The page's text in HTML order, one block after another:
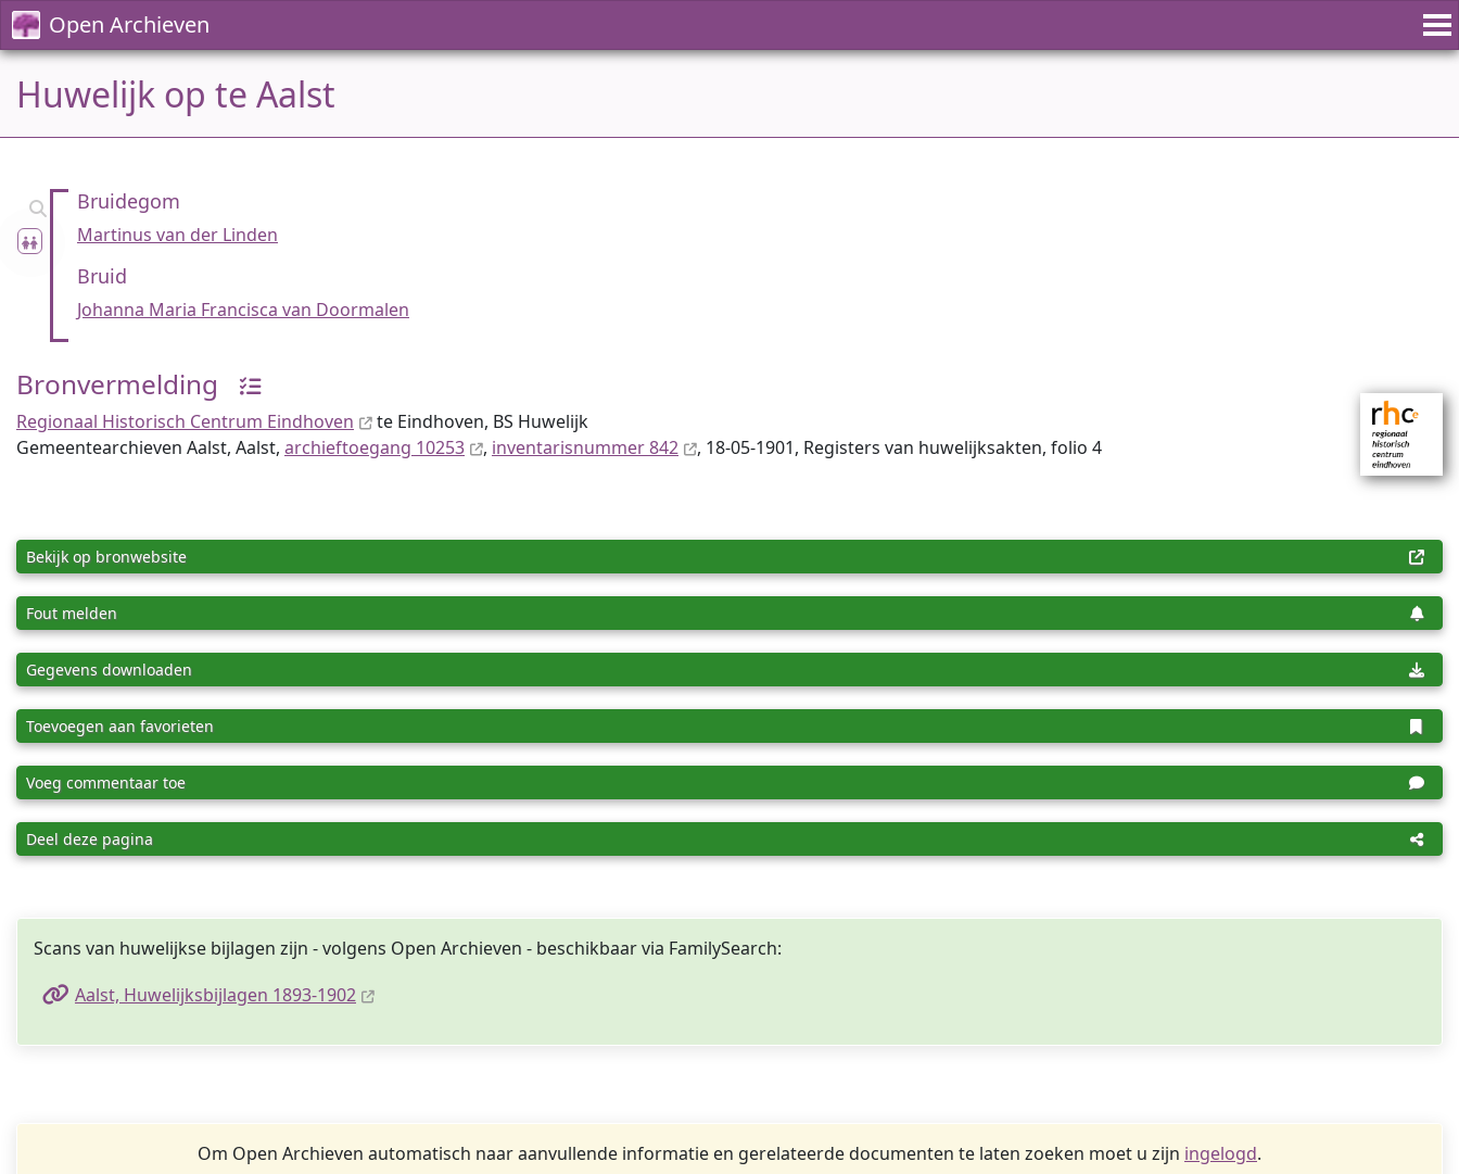
Open Archieven
Huwelijk op te Aalst
Bruidegom
Martinus van der Linden
Bruid
Johanna Maria Francisca van Doormalen
Bronvermelding
Regionaal Historisch Centrum Eindhoven
te Eindhoven, BS Huwelijk
Gemeentearchieven Aalst, Aalst, archieftoegang 10253 , inventaris­num­mer 842 , 18-05-1901, Registers van huwelijksakten, folio 4
Bekijk op bronwebsite
Fout melden
Gegevens downloaden
Toevoegen aan favorieten
Voeg commentaar toe
Deel deze pagina
Scans van huwelijkse bijlagen zijn - volgens Open Archieven - beschikbaar via FamilySearch:
Aalst, Huwelijksbijlagen 1893-1902
Om Open Archieven automatisch naar aanvullende informatie en gerelateerde documenten te laten zoeken moet u zijn ingelogd.